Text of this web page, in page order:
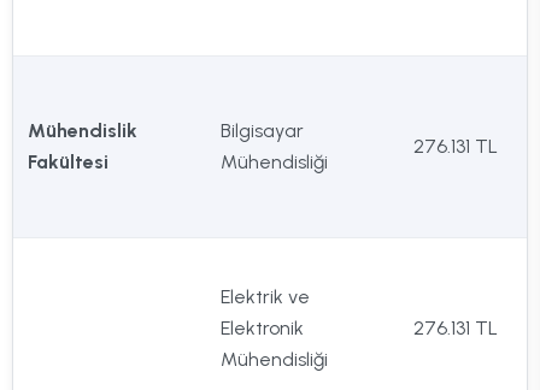
Mühendislik
Fakültesi
Bilgisayar
Mühendisliği
276.131 TL
Elektrik ve
Elektronik
Mühendisliği
276.131 TL